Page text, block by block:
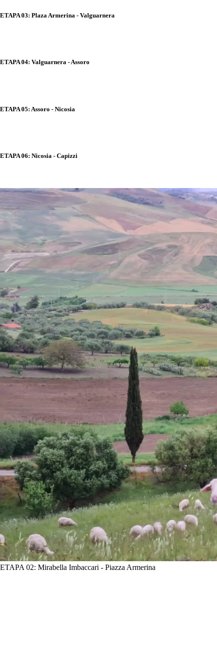
ETAPA 03: Plaza Armerina - Valguarnera
ETAPA 04: Valguarnera - Assoro
ETAPA 05: Assoro - Nicosia
ETAPA 06: Nicosia - Capizzi
ETAPA 02: Mirabella Imbaccari - Piazza Armerina